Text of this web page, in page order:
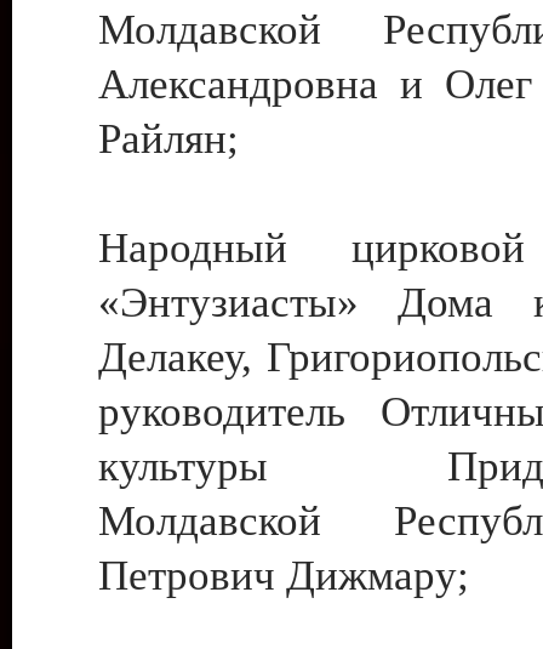
Молдавской
Александровна и
Райлян;
Народный цирковой
«Энтузиасты» Дома
Делакеу,
руководитель
культуры
Молдавской
Петрович Дижмару;